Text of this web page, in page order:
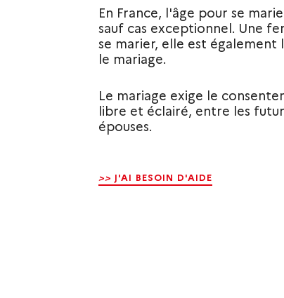
En France, l'âge pour se
sauf cas exceptionnel. Une
se marier, elle est également
le mariage.
Le mariage exige le
libre et éclairé, entre les
épouses.
>> J'AI BESOIN D'AIDE